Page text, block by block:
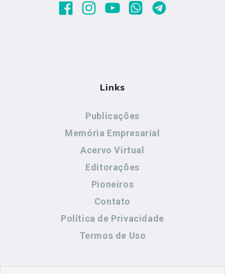
Links
Publicações
Memória Empresarial
Acervo Virtual
Editorações
Pioneiros
Contato
Política de Privacidade
Termos de Uso